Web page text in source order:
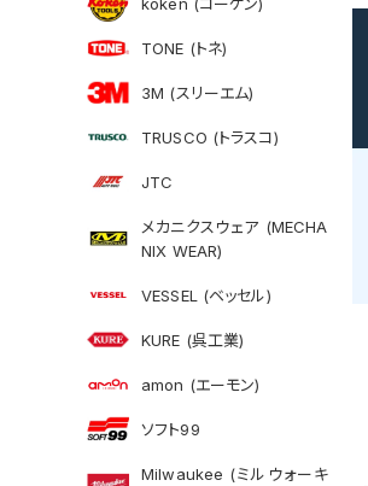
TONE (トネ)
3M (スリーエム)
TRUSCO (トラスコ)
JTC
メカニクスウェア (MECHA
NIX WEAR)
VESSEL (ベッセル)
KURE (呉工業)
amon (エーモン)
ソフト99
Milwaukee (ミルウォーキ